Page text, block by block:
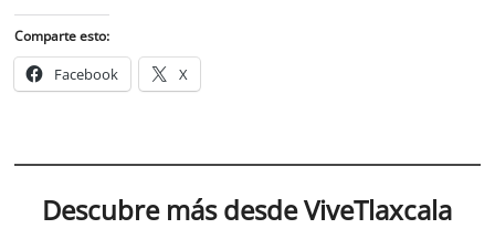
Comparte esto:
Facebook X
Descubre más desde ViveTlaxcala